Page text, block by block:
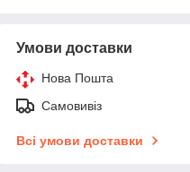
Умови доставки
Нова Пошта
Самовивіз
Всі умови доставки